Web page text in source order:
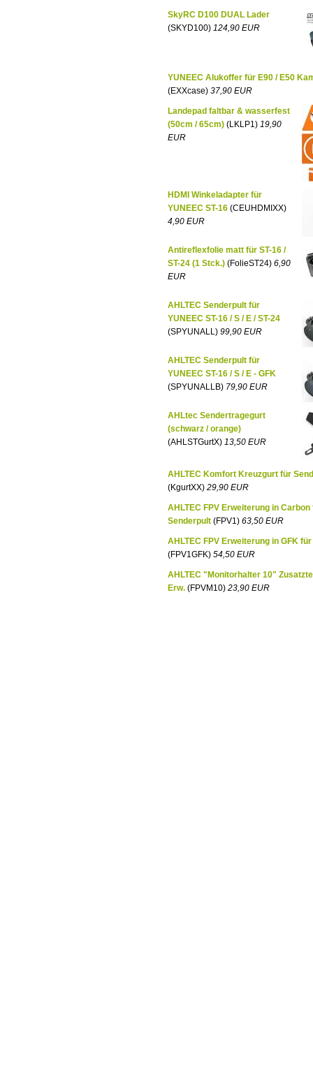
SkyRC D100 DUAL Lader
(SKYD100) 124,90 EUR
YUNEEC Alukoffer für E90 / E50
(EXXcase) 37,90 EUR
Landepad faltbar & wasserfest
(50cm / 65cm) (LKLP1) 19,90
EUR
HDMI Winkeladapter für
YUNEEC ST-16 (CEUHDMIXX)
4,90 EUR
Antireflexfolie matt für ST-16 /
ST-24 (1 Stck.) (FolieST24) 6,90
EUR
AHLTEC Senderpult für
YUNEEC ST-16 / S / E / ST-24
(SPYUNALL) 99,90 EUR
AHLTEC Senderpult für
YUNEEC ST-16 / S / E - GFK
(SPYUNALLB) 79,90 EUR
AHLtec Sendertragegurt
(schwarz / orange)
(AHLSTGurtX) 13,50 EUR
AHLTEC Komfort Kreuzgurt für
(KgurtXX) 29,90 EUR
AHLTEC FPV Erweiterung in Carbon
Senderpult (FPV1) 63,50 EUR
AHLTEC FPV Erweiterung in GFK
(FPV1GFK) 54,50 EUR
AHLTEC "Monitorhalter 10"
Erw. (FPVM10) 23,90 EUR